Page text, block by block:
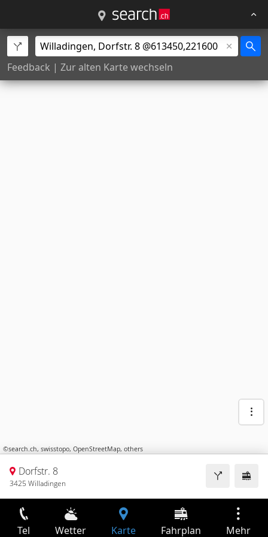
Feedback | Zur alten Karte wechseln
©search.ch, swisstopo, OpenStreetMap, others
Dorfstr. 8
3425 Willadingen
Tel Wetter Karte Fahrplan Mehr